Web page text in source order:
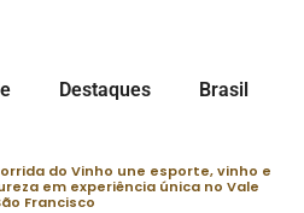
Destaques Brasil
do Vinho une esporte, vinho e
em experiência única no Vale
Francisco